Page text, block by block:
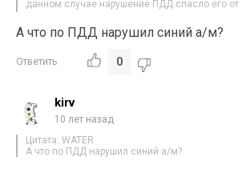
данном случае нарушение ПДД спасло его от
А что по ПДД нарушил синий а/м?
Ответить 0
kirv
10 лет назад
Цитата: WATER
А что по ПДД нарушил синий а/м?